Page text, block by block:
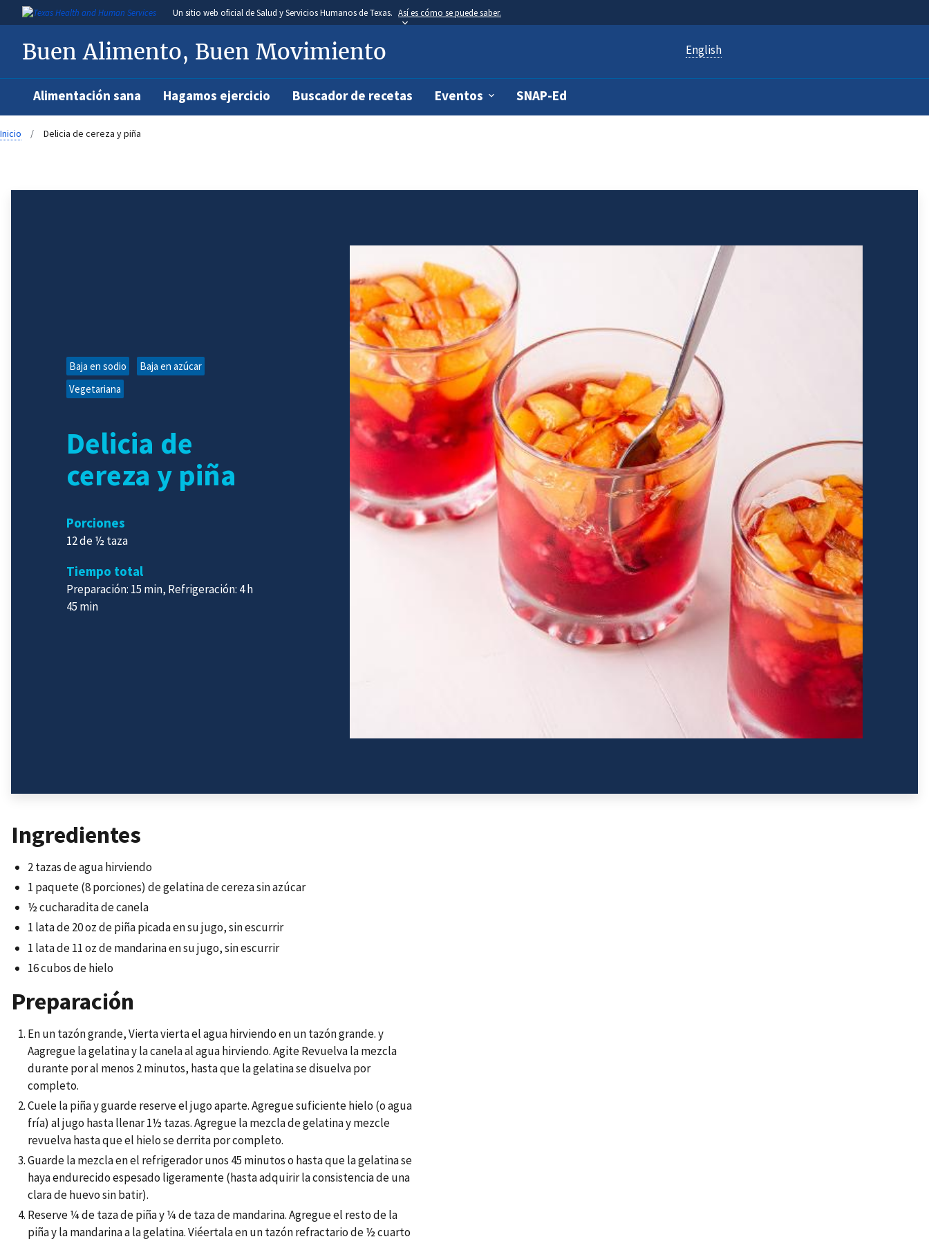
Skip
to
Un sitio web oficial de Salud y Servicios Humanos de Texas. Así es cómo se puede saber.
Buen Alimento, Buen Movimiento English
Alimentación sana Hagamos ejercicio Buscador de recetas Eventos SNAP-Ed
Breadcrumb
Inicio Delicia de cereza y piña
Baja en sodio
Baja en azúcar
Vegetariana
Delicia de
cereza y piña
Porciones
12 de ½ taza
Tiempo total
Preparación: 15 min, Refrigeración: 4 h
45 min
Ingredientes
2 tazas de agua hirviendo
1 paquete (8 porciones) de gelatina de cereza sin azúcar
½ cucharadita de canela
1 lata de 20 oz de piña picada en su jugo, sin escurrir
1 lata de 11 oz de mandarina en su jugo, sin escurrir
16 cubos de hielo
Preparación
En un tazón grande, Vierta vierta el agua hirviendo en un tazón grande. y
Aagregue la gelatina y la canela al agua hirviendo. Agite Revuelva la mezcla
durante por al menos 2 minutos, hasta que la gelatina se disuelva por
completo.
Cuele la piña y guarde reserve el jugo aparte. Agregue suficiente hielo (o agua
fría) al jugo hasta llenar 1½ tazas. Agregue la mezcla de gelatina y mezcle
revuelva hasta que el hielo se derrita por completo.
Guarde la mezcla en el refrigerador unos 45 minutos o hasta que la gelatina se
haya endurecido espesado ligeramente (hasta adquirir la consistencia de una
clara de huevo sin batir).
Reserve ¼ de taza de piña y ¼ de taza de mandarina. Agregue el resto de la
piña y la mandarina a la gelatina. Viéertala en un tazón refractario de ½ cuarto